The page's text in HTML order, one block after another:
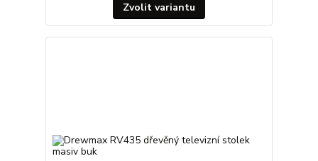
Zvolit variantu